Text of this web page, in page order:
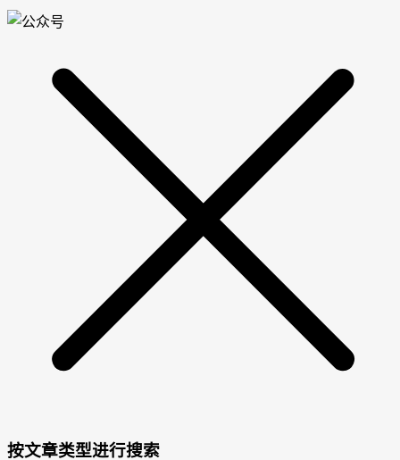
按文章类型进行搜索